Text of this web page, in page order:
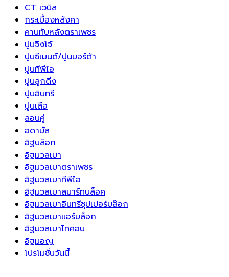
CT เวนิส
กระเบื้องหลังคา
คานทับหลังตราเพชร
ปูนจิงโจ้
ปูนซีเมนต์/ปูนมอร์ต้า
ปูนทีพีไอ
ปูนลูกดิ่ง
ปูนอินทรี
ปูนเสือ
ลอนคู่
อดามัส
อิฐบล๊อก
อิฐมวลเบา
อิฐมวลเบาตราเพชร
อิฐมวลเบาทีพีไอ
อิฐมวลเบาสมาร์ทบล็อค
อิฐมวลเบาอินทรีซุปเปอร์บล๊อก
อิฐมวลเบาแอร์บล็อก
อิฐมวลเบาไทคอน
อิฐมอญ
โปรโมชั่นวันนี้